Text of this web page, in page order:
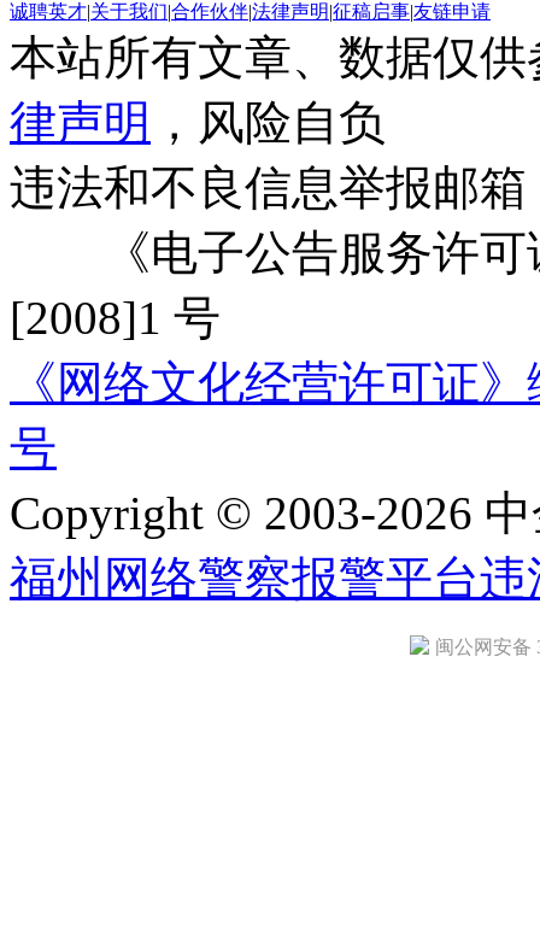
诚聘英才|关于我们|合作伙伴|法律声明|征稿启事|友链申请
本站所有文章、数据仅
律声明 ，风险自负
违法和不良信息举报邮箱
《电子公告服务许可
[2008]1 号
《网络文化经营许可证
号
Copyright © 2003-2026
福州网络警察报警平台违
闽公网安备